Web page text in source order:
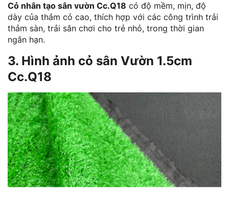
Cỏ nhân tạo sân vườn Cc.Q18 có độ mềm, mịn, độ
dày của thảm cỏ cao, thích hợp với các công trình trải
thảm sàn, trải sân chơi cho trẻ nhỏ, trong thời gian
ngắn hạn.
3. Hình ảnh cỏ sân Vườn 1.5cm
Cc.Q18